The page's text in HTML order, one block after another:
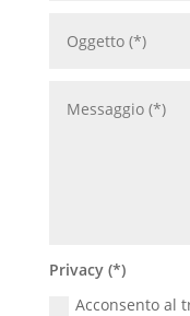
Privacy (*)
Acconsento al